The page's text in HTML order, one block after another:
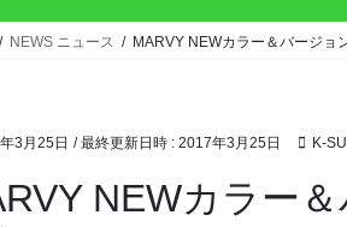
NEWS ニュース MARVY NEWカラー＆バージョ
3月25日 / 最終更新日時 : 2017年3月25日 K-
NEWカラー